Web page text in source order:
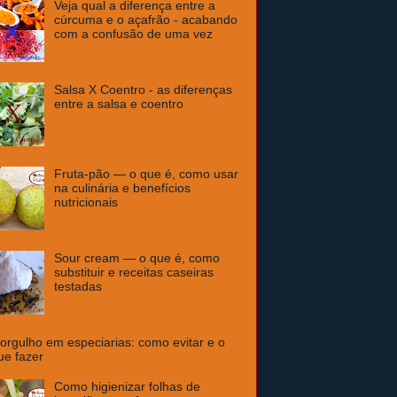
Veja qual a diferença entre a
cúrcuma e o açafrão - acabando
com a confusão de uma vez
Salsa X Coentro - as diferenças
entre a salsa e coentro
Fruta-pão — o que é, como usar
na culinária e benefícios
nutricionais
Sour cream — o que é, como
substituir e receitas caseiras
testadas
em especiarias: como evitar e o
fazer
Como higienizar folhas de